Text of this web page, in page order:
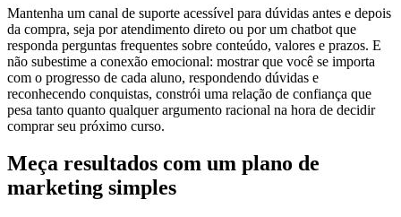
Mantenha um canal de suporte acessível para dúvidas antes e depois
da compra, seja por atendimento direto ou por um chatbot que
responda perguntas frequentes sobre conteúdo, valores e prazos. E
não subestime a conexão emocional: mostrar que você se importa
com o progresso de cada aluno, respondendo dúvidas e
reconhecendo conquistas, constrói uma relação de confiança que
pesa tanto quanto qualquer argumento racional na hora de decidir
comprar seu próximo curso.
Meça resultados com um plano de
marketing simples